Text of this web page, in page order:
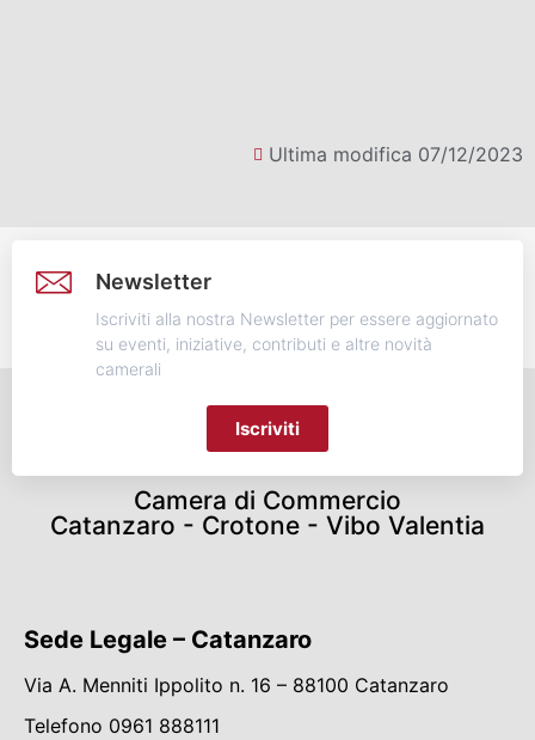
Ultima modifica 07/12/2023
Newsletter
Iscriviti alla nostra Newsletter per essere aggiornato
su eventi, iniziative, contributi e altre novità
camerali
Iscriviti
Camera di Commercio
Catanzaro - Crotone - Vibo Valentia
Sede Legale – Catanzaro
Via A. Menniti Ippolito n. 16 – 88100 Catanzaro
Telefono 0961 888111